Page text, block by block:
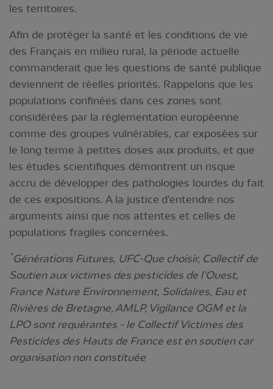
les territoires.
Afin de protéger la santé et les conditions de vie
des Français en milieu rural, la période actuelle
commanderait que les questions de santé publique
deviennent de réelles priorités. Rappelons que les
populations confinées dans ces zones sont
considérées par la réglementation européenne
comme des groupes vulnérables, car exposées sur
le long terme à petites doses aux produits, et que
les études scientifiques démontrent un risque
accru de développer des pathologies lourdes du fait
de ces expositions. A la justice d’entendre nos
arguments ainsi que nos attentes et celles de
populations fragiles concernées.
*Générations Futures, UFC-Que choisir, Collectif de
Soutien aux victimes des pesticides de l’Ouest,
France Nature Environnement, Solidaires, Eau et
Rivières de Bretagne, AMLP, Vigilance OGM et la
LPO sont requérantes - le Collectif Victimes des
Pesticides des Hauts de France est en soutien car
organisation non constituée